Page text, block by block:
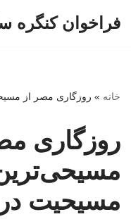
فراخوان کنگره
خانه » روزگاری مصر از
روزگاری
مسیحیت